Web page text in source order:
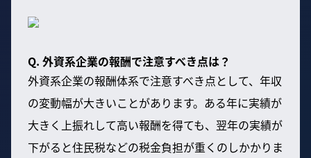
Q. 外資系企業の報酬で注意すべき点は？
外資系企業の報酬体系で注意すべき点として、年収
の変動幅が大きいことがあります。ある年に実績が
大きく上振れして高い報酬を得ても、翌年の実績が
下がると住民税などの税金負担が重くのしかかりま